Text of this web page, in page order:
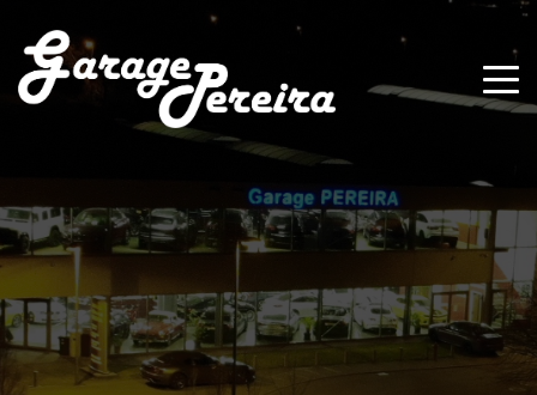
Paramètres avancés des cookies